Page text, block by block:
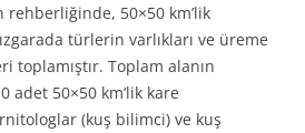
50×50 km’lik
türlerin varlıkları ve üreme
toplamıştır. Toplam alanın
adet 50×50 km’lik kare
(kuş bilimci) ve kuş